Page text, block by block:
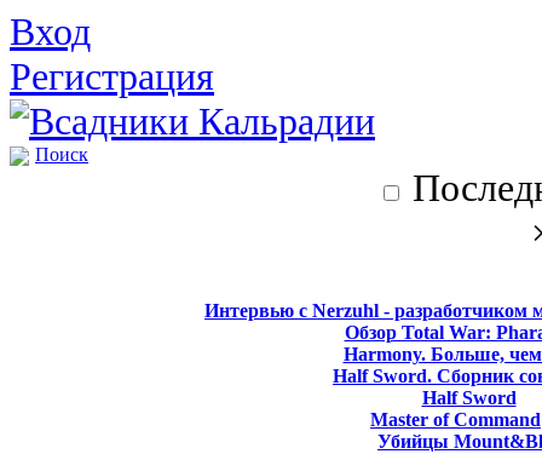
Вход
Регистрация
Поиск
Интервью с Nerzuhl - разработчиком
Обзор Total War:
Harmony. Больше,
Half Sword. Сборник
Half Sword
Master of Command
Убийцы